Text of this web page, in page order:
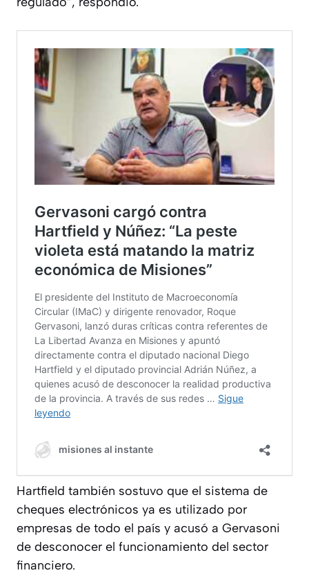
Hartfield también sostuvo que el sistema de
cheques electrónicos ya es utilizado por
empresas de todo el país y acusó a Gervasoni
de desconocer el funcionamiento del sector
financiero.